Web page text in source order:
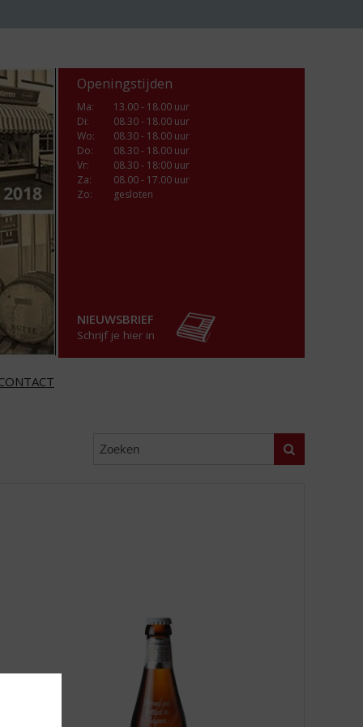
Openingstijden
Ma:
13.00 - 18.00 uur
Di:
08.30 - 18.00 uur
Wo:
08.30 - 18.00 uur
Do:
08.30 - 18.00 uur
Vr:
08.30 - 18:00 uur
Za:
08.00 - 17.00 uur
Zo:
gesloten
NIEUWSBRIEF
Schrijf je hier in
Zoeken